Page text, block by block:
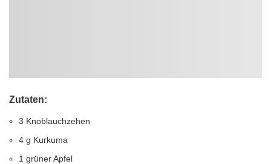
Zutaten:
3 Knoblauchzehen
4 g Kurkuma
1 grüner Apfel